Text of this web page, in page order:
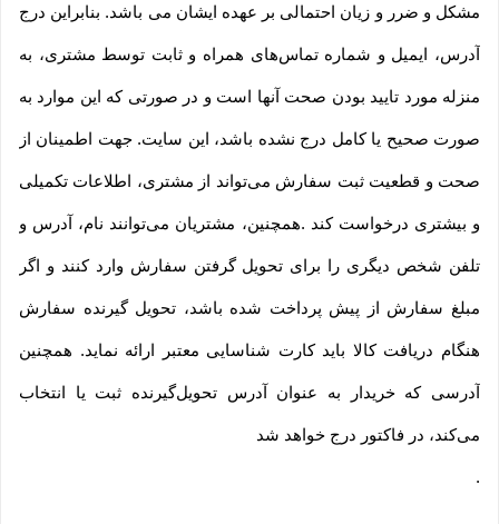
مشکل و ضرر و زیان احتمالی بر عهده ایشان می باشد. بنابراین درج
آدرس، ایمیل و شماره تماس‌های همراه و ثابت توسط مشتری، به
منزله مورد تایید بودن صحت آنها است و در صورتی که این موارد به
صورت صحیح یا کامل درج نشده باشد، این سایت. جهت اطمینان از
صحت و قطعیت ثبت سفارش می‌تواند از مشتری، اطلاعات تکمیلی
و بیشتری درخواست کند .همچنین، مشتریان می‌توانند نام، آدرس و
تلفن شخص دیگری را برای تحویل گرفتن سفارش وارد کنند و اگر
مبلغ سفارش از پیش پرداخت شده باشد، تحویل گیرنده سفارش
هنگام دریافت کالا باید کارت شناسایی معتبر ارائه نماید. همچنین
آدرسی که خریدار به عنوان آدرس تحویل‌گیرنده ثبت یا انتخاب
می‌کند، در فاکتور درج خواهد شد
.